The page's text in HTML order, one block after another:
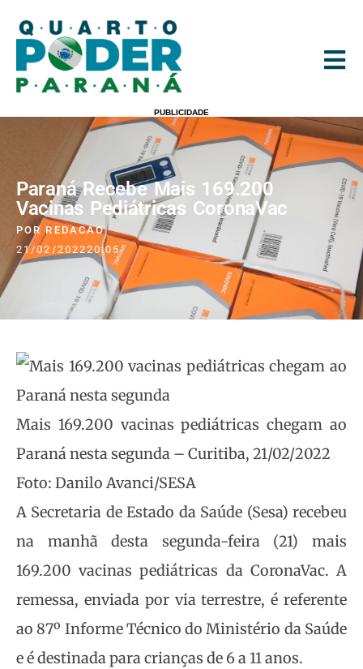
PUBLICIDADE
Paraná Recebe Mais 169.200
Vacinas Pediátricas CoronaVac
POR REDACAO
21/02/202220:05
Mais 169.200 vacinas pediátricas chegam ao
Paraná nesta segunda – Curitiba, 21/02/2022
Foto: Danilo Avanci/SESA
A Secretaria de Estado da Saúde (Sesa) recebeu
na manhã desta segunda-feira (21) mais
169.200 vacinas pediátricas da CoronaVac. A
remessa, enviada por via terrestre, é referente
ao 87º Informe Técnico do Ministério da Saúde
e é destinada para crianças de 6 a 11 anos.